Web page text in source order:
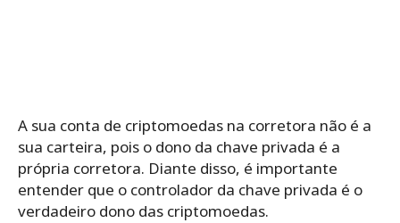
A sua conta de criptomoedas na corretora não é a
sua carteira, pois o dono da chave privada é a
própria corretora. Diante disso, é importante
entender que o controlador da chave privada é o
verdadeiro dono das criptomoedas.